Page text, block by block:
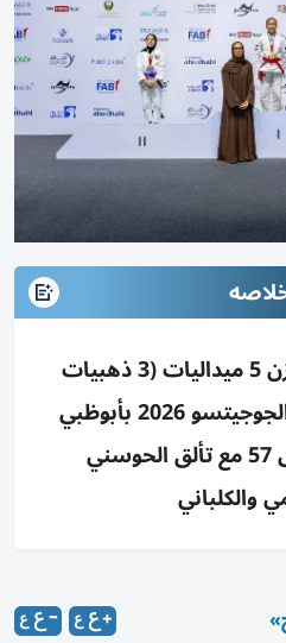
لاعبات الإمارات يحرزن 5 ميداليات (3 ذهبيات
وفضيتين) بمونديال الجوجيتسو 2026 بأبوظبي
لترتفع الحصيلة إلى 57 مع تألق الحوسني
والكلباني